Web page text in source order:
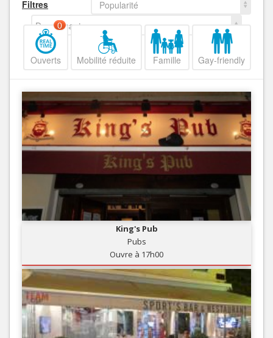
Filtres
Popularité
Decroissant
Ouverts
0
Mobilité réduite Famille Gay-friendly
King's Pub
Pubs
Ouvre à 17h00